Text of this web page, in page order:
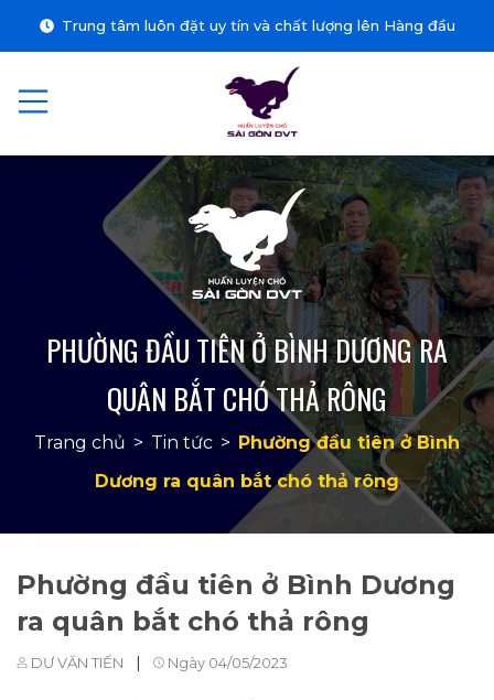
Trung tâm luôn đặt uy tín và chất lượng lên Hàng đầu
PHƯỜNG ĐẦU TIÊN Ở BÌNH DƯƠNG RA
QUÂN BẮT CHÓ THẢ RÔNG
Trang chủ > Tin tức > Phường đầu tiên ở Bình
Dương ra quân bắt chó thả rông
Phường đầu tiên ở Bình Dương
ra quân bắt chó thả rông
DƯ VĂN TIẾN | Ngày 04/05/2023